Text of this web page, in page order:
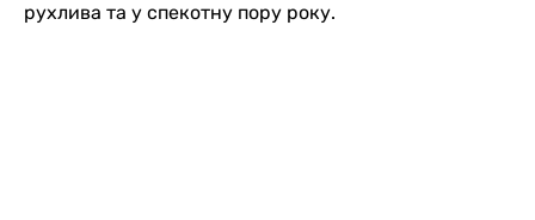
рухлива та у спекотну пору року.